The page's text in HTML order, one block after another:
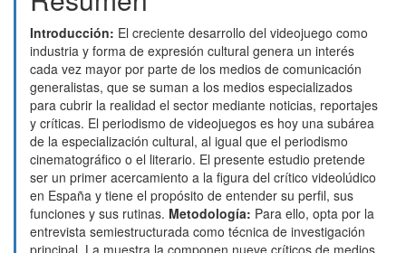
artículo
Introducción: El creciente desarrollo del videojuego como
industria y forma de expresión cultural genera un interés
cada vez mayor por parte de los medios de comunicación
generalistas, que se suman a los medios especializados
para cubrir la realidad el sector mediante noticias, reportajes
y críticas. El periodismo de videojuegos es hoy una subárea
de la especialización cultural, al igual que el periodismo
cinematográfico o el literario. El presente estudio pretende
ser un primer acercamiento a la figura del crítico videolúdico
en España y tiene el propósito de entender su perfil, sus
funciones y sus rutinas. Metodología: Para ello, opta por la
entrevista semiestructurada como técnica de investigación
principal. La muestra la componen nueve críticos de medios